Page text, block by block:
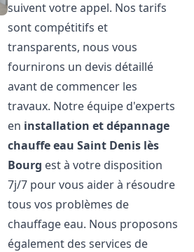
suivent votre appel. Nos tarifs
sont compétitifs et
transparents, nous vous
fournirons un devis détaillé
avant de commencer les
travaux. Notre équipe d'experts
en installation et dépannage
chauffe eau Saint Denis lès
Bourg est à votre disposition
7j/7 pour vous aider à résoudre
tous vos problèmes de
chauffage eau. Nous proposons
également des services de